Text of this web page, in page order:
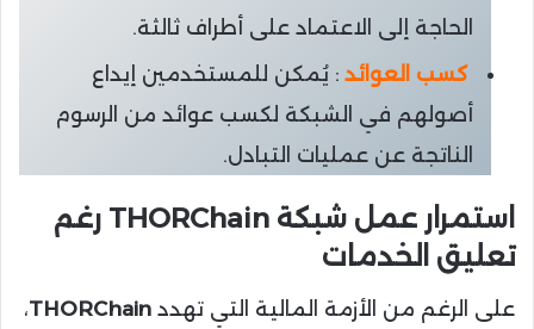
الحاجة إلى الاعتماد على أطراف ثالثة.
كسب العوائد : يُمكن للمستخدمين إيداع
أصولهم في الشبكة لكسب عوائد من الرسوم
الناتجة عن عمليات التبادل.
استمرار عمل شبكة THORChain رغم
تعليق الخدمات
على الرغم من الأزمة المالية التي تهدد THORChain،